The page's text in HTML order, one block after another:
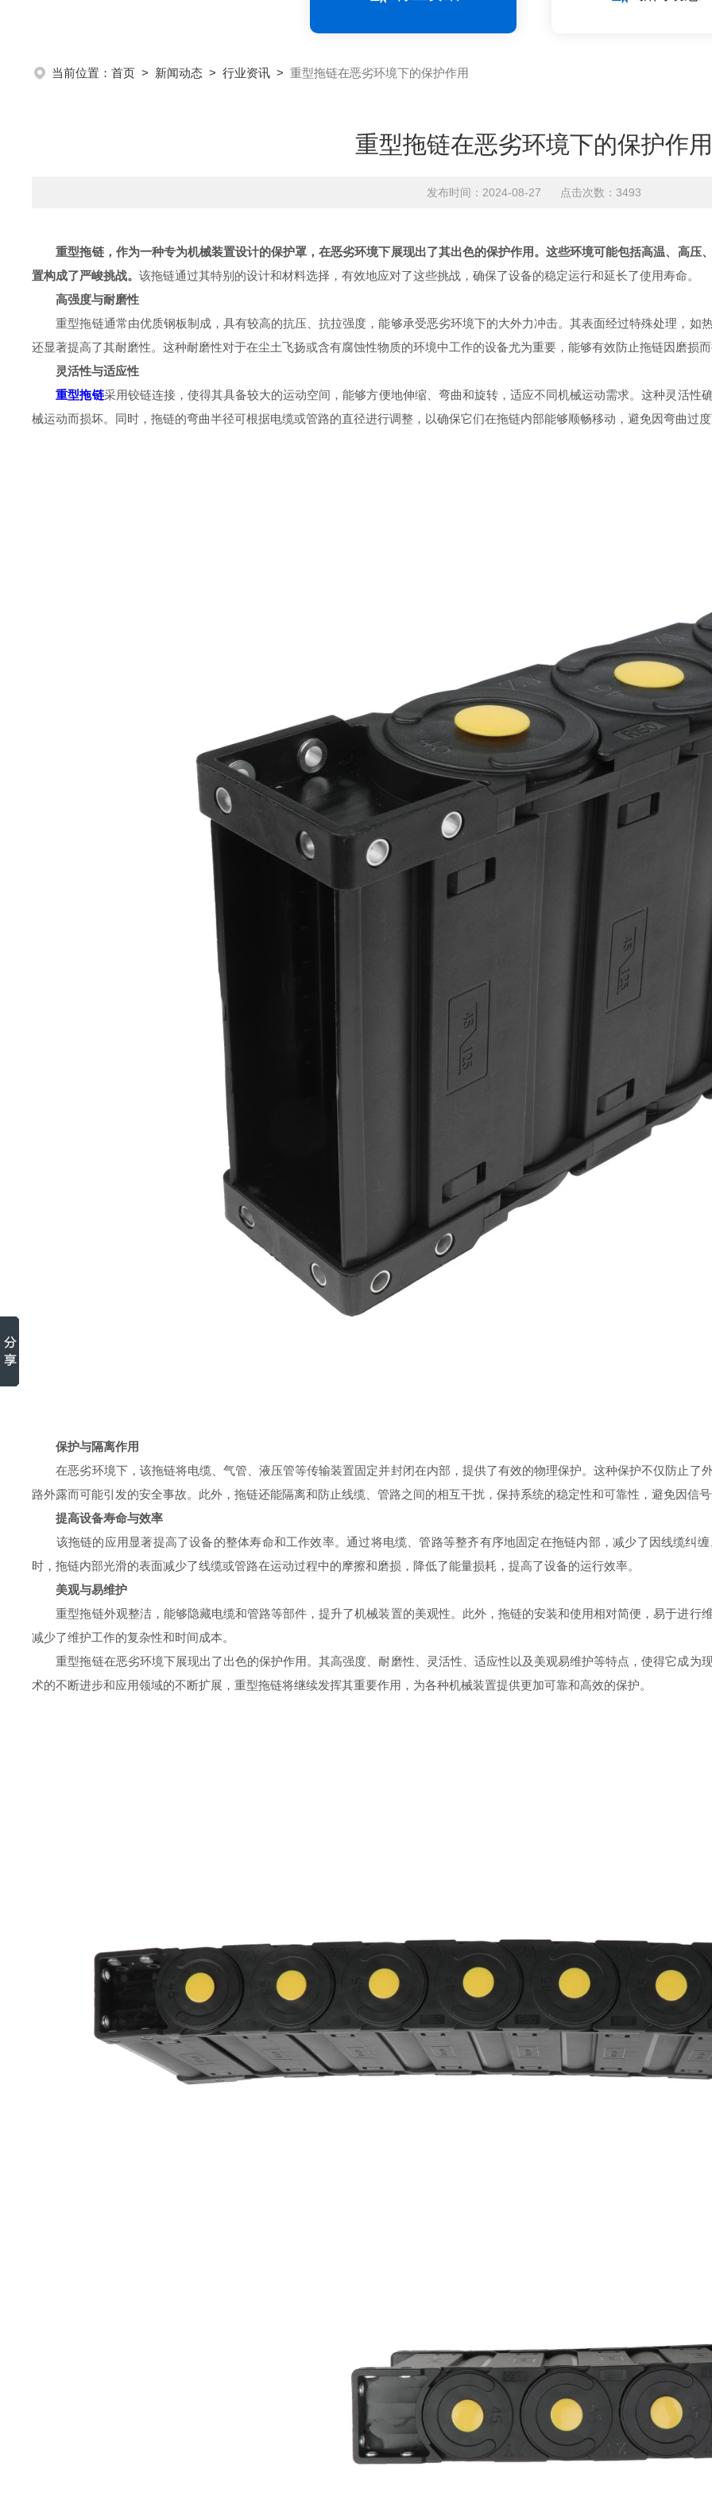
当前位置：首页 > 新闻动态 >行业资讯 >重型拖链在恶劣环境下的保护作用
重型拖链在恶劣环境下的保护作用
发布时间：2024-08-27 点击次数：3493
重型拖链，作为一种专为机械装置设计的保护罩，在恶劣环境下展现出了其出色的保护作用。这些环境可能包括高温、高压
置构成了严峻挑战。该拖链通过其特别的设计和材料选择，有效地应对了这些挑战，确保了设备的稳定运行和延长了使用寿命。
高强度与耐磨性
重型拖链通常由优质钢板制成，具有较高的抗压、抗拉强度，能够承受恶劣环境下的大外力冲击。其表面经过特殊处理，如
还显著提高了其耐磨性。这种耐磨性对于在尘土飞扬或含有腐蚀性物质的环境中工作的设备尤为重要，能够有效防止拖链因磨损
灵活性与适应性
重型拖链采用铰链连接，使得其具备较大的运动空间，能够方便地伸缩、弯曲和旋转，适应不同机械运动需求。这种灵活性
械运动而损坏。同时，拖链的弯曲半径可根据电缆或管路的直径进行调整，以确保它们在拖链内部能够顺畅移动，避免因弯曲过
保护与隔离作用
在恶劣环境下，该拖链将电缆、气管、液压管等传输装置固定并封闭在内部，提供了有效的物理保护。这种保护不仅防止了
路外露而可能引发的安全事故。此外，拖链还能隔离和防止线缆、管路之间的相互干扰，保持系统的稳定性和可靠性，避免因信
提高设备寿命与效率
该拖链的应用显著提高了设备的整体寿命和工作效率。通过将电缆、管路等整齐有序地固定在拖链内部，减少了因线缆纠
时，拖链内部光滑的表面减少了线缆或管路在运动过程中的摩擦和磨损，降低了能量损耗，提高了设备的运行效率。
美观与易维护
重型拖链外观整洁，能够隐藏电缆和管路等部件，提升了机械装置的美观性。此外，拖链的安装和使用相对简便，易于进行
减少了维护工作的复杂性和时间成本。
重型拖链在恶劣环境下展现出了出色的保护作用。其高强度、耐磨性、灵活性、适应性以及美观易维护等特点，使得它成为
术的不断进步和应用领域的不断扩展，重型拖链将继续发挥其重要作用，为各种机械装置提供更加可靠和高效的保护。